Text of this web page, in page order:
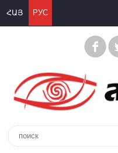
ՀԱՅ РУС